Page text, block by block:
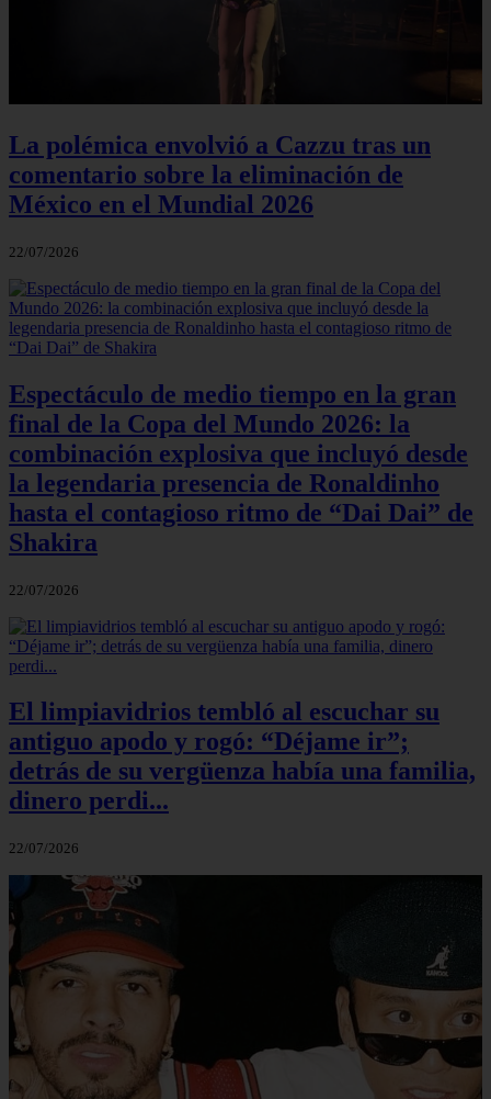
La polémica envolvió a Cazzu tras un
comentario sobre la eliminación de
México en el Mundial 2026
22/07/2026
Espectáculo de medio tiempo en la gran
final de la Copa del Mundo 2026: la
combinación explosiva que incluyó desde
la legendaria presencia de Ronaldinho
hasta el contagioso ritmo de “Dai Dai” de
Shakira
22/07/2026
El limpiavidrios tembló al escuchar su
antiguo apodo y rogó: “Déjame ir”;
detrás de su vergüenza había una familia,
dinero perdi...
22/07/2026